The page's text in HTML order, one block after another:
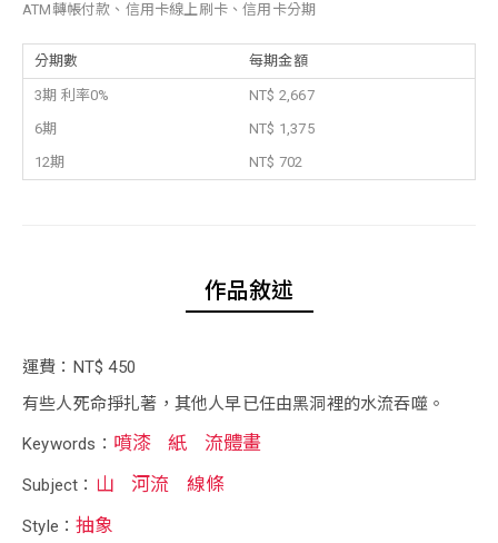
ATM轉帳付款、信用卡線上刷卡、信用卡分期
分期數 每期金額
3期 利率0%
NT$ 2,667
6期
NT$ 1,375
12期
NT$ 702
作品敘述
運費：NT$ 450
有些人死命掙扎著，其他人早已任由黑洞裡的水流吞噬。
Keywords： 噴漆 紙 流體畫
Subject： 山 河流 線條
Style：抽象